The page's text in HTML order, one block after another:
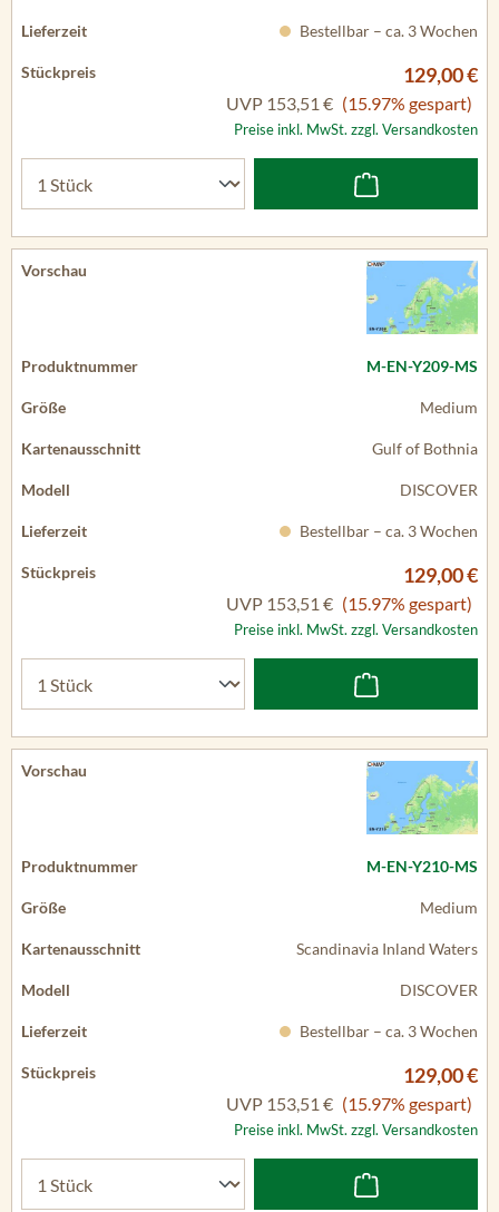
Bestellbar – ca. 3 Wochen
129,00 €
UVP 153,51 € (15.97% gespart)
Preise inkl. MwSt. zzgl. Versandkosten
M-EN-Y209-MS
Medium
Gulf of Bothnia
DISCOVER
Bestellbar – ca. 3 Wochen
129,00 €
UVP 153,51 € (15.97% gespart)
Preise inkl. MwSt. zzgl. Versandkosten
M-EN-Y210-MS
Medium
Scandinavia Inland Waters
DISCOVER
Bestellbar – ca. 3 Wochen
129,00 €
UVP 153,51 € (15.97% gespart)
Preise inkl. MwSt. zzgl. Versandkosten